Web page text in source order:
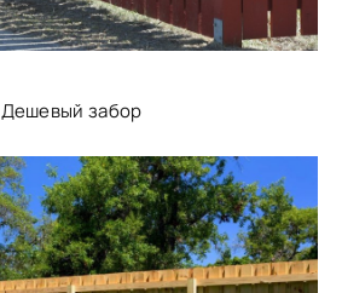
Дешевый забор